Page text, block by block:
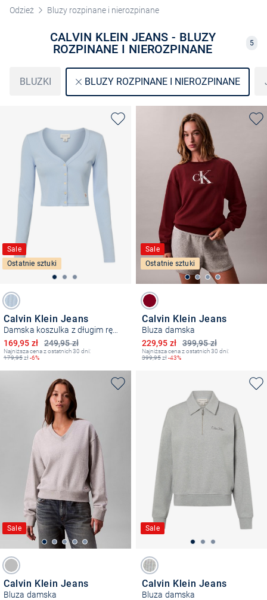
Odzież
Bluzy rozpinane i nierozpinane
CALVIN KLEIN JEANS - BLUZY
ROZPINANE I NIEROZPINANE
5
BLUZKI BLUZY ROZPINANE I NIEROZPINANE
Sale
Ostatnie sztuki
Calvin Klein Jeans
Damska koszulka z długim rękawem
249,95 zł
Obniżona cena
169,95 zł
Najniższa cena z ostatnich 30 dni:
179,95zł-6%
Sale
Ostatnie sztuki
Calvin Klein Jeans
Bluza damska
399,95 zł
Obniżona cena
229,95 zł
Najniższa cena z ostatnich 30 dni:
399,95zł-43%
Sale
Calvin Klein Jeans
Bluza damska
Sale
Calvin Klein Jeans
Bluza damska